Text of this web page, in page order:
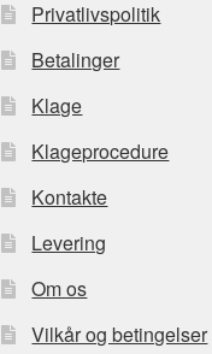
Privatlivspolitik
Betalinger
Klage
Klageprocedure
Kontakte
Levering
Om os
Vilkår og betingelser